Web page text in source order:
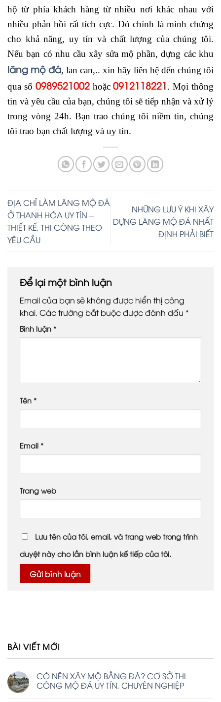
hộ từ phía khách hàng từ nhiều nơi khác nhau với
nhiều phản hồi rất tích cực. Đó chính là minh chứng
cho khả năng, uy tín và chất lượng của chúng tôi.
Nếu bạn có nhu cầu xây sửa mộ phần, dựng các khu
lăng mộ đá, lan can,.. xin hãy liên hệ đến chúng tôi
qua số 0989521002hoặc0912118221. Mọi thông
tin và yêu cầu của bạn, chúng tôi sẽ tiếp nhận và xử lý
trong vòng 24h. Bạn trao chúng tôi niềm tin, chúng
tôi trao bạn chất lượng và uy tín.
ĐỊA CHỈ LÀM LĂNG MỘ ĐÁ
Ở THANH HÓA UY TÍN –
THIẾT KẾ, THI CÔNG THEO
YÊU CẦU
NHỮNG LƯU Ý KHI XÂY
DỰNG LĂNG MỘ ĐÁ NHẤT
ĐỊNH PHẢI BIẾT
Để lại một bình luận
Email của bạn sẽ không được hiển thị công
khai. Các trường bắt buộc được đánh dấu *
Bình luận *
Tên *
Email *
Trang web
Lưu tên của tôi, email, và trang web trong trình
duyệt này cho lần bình luận kế tiếp của tôi.
BÀI VIẾT MỚI
CÓ NÊN XÂY MỘ BẰNG ĐÁ? CƠ SỞ THI
CÔNG MỘ ĐÁ UY TÍN, CHUYÊN NGHIỆP